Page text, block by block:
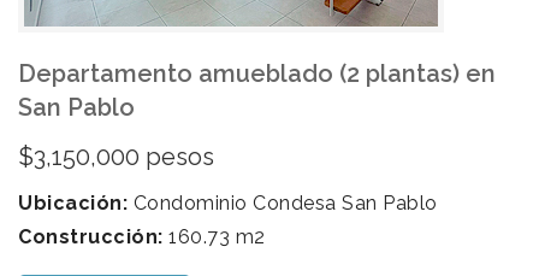
Departamento amueblado (2 plantas) en
San Pablo
$3,150,000 pesos
Ubicación: Condominio Condesa San Pablo
Construcción: 160.73 m2